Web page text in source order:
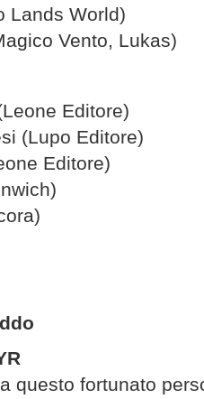
Lands World)
Vento, Lukas)
Editore)
(Lupo Editore)
Editore)
questo fortunato